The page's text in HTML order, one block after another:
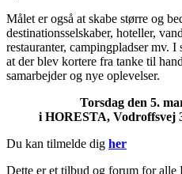
Målet er også at skabe større og
destinationsselskaber, hoteller,
restauranter, campingpladser mv.
at der blev kortere fra tanke til
samarbejder og nye oplevelser.
Torsdag den 5.
i HORESTA, Vodroffsvej
Du kan tilmelde dig her
Dette er et tilbud og forum for